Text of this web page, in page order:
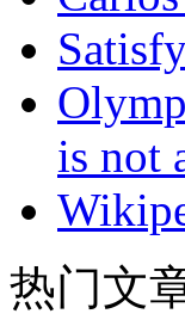
is not
热门文